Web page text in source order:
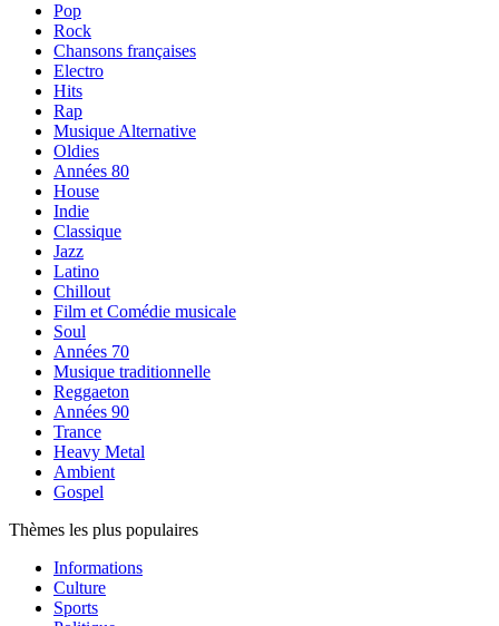
Pop
Rock
Chansons françaises
Electro
Hits
Rap
Musique Alternative
Oldies
Années 80
House
Indie
Classique
Jazz
Latino
Chillout
Film et Comédie musicale
Soul
Années 70
Musique traditionnelle
Reggaeton
Années 90
Trance
Heavy Metal
Ambient
Gospel
Thèmes les plus populaires
Informations
Culture
Sports